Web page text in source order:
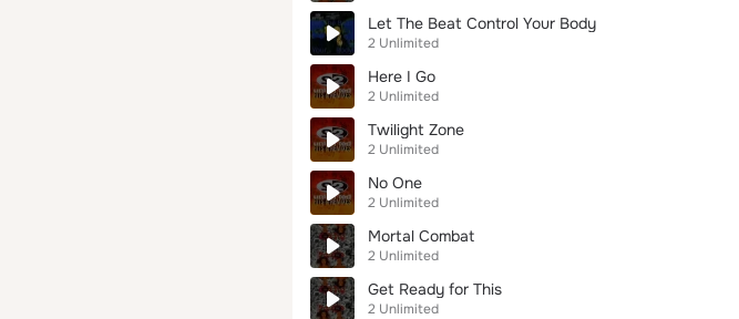
Let The Beat Control Your Body
2 Unlimited
Here I Go
2 Unlimited
Twilight Zone
2 Unlimited
No One
2 Unlimited
Mortal Combat
2 Unlimited
Get Ready for This
2 Unlimited